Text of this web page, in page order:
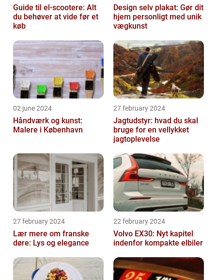
Guide til el-scootere: Alt
du behøver at vide før et
køb
Design selv plakat: Gør dit
hjem personligt med unik
vægkunst
02 june 2024
Håndværk og kunst:
Malere i København
27 february 2024
Jagtudstyr: hvad du skal
bruge for en vellykket
jagtoplevelse
27 february 2024
Lær mere om franske
døre: Lys og elegance
22 february 2024
Volvo EX30: Nyt kapitel
indenfor kompakte elbiler